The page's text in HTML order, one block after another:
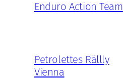
Enduro Action Team
Petrolettes Rällly
Vienna